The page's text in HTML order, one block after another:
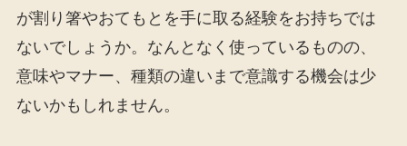
が割り箸やおてもとを手に取る経験をお持ちでは
ないでしょうか。なんとなく使っているものの、
意味やマナー、種類の違いまで意識する機会は少
ないかもしれません。